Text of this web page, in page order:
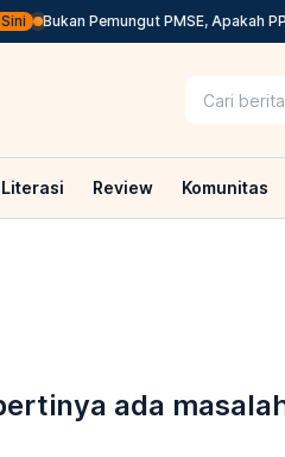
Bukan Pemungut PMSE, Apakah PPN
Literasi Review Komunitas
ada